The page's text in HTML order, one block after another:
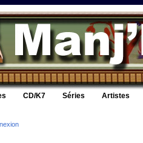
CD/K7 Séries Artistes